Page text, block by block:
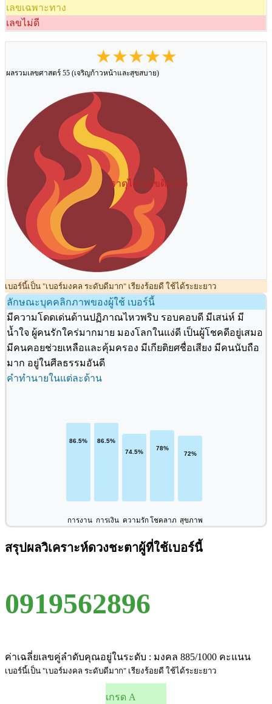
เลขเฉพาะทาง
เลขไม่ดี
★★★★★
ผลรวมเลขศาสตร์ 55 (เจริญก้าวหน้าและสุขสบาย)
ธาตุไฟ (เลขดีมาก)
เบอร์นี้เป็น "เบอร์มงคล ระดับดีมาก" เรียงร้อยดี ใช้ได้ระยะยาว
ลักษณะบุคคลิกภาพของผู้ใช้ เบอร์นี้
มีความโดดเด่นด้านปฏิภาณไหวพริบ รอบคอบดี มีเสน่ห์ มี
น้ำใจ ผู้คนรักใคร่มากมาย มองโลกในแง่ดี เป็นผู้โชคดีอยู่เสมอ
มีคนคอยช่วยเหลือและคุ้มครอง มีเกียติยศชื่อเสียง มีคนนับถือ
มาก อยู่ในศีลธรรมอันดี
คำทำนายในแต่ละด้าน
การงาน การเงิน ความรักโชคลาภ สุขภาพ
สรุปผลวิเคราะห์ดวงชะตาผู้ที่ใช้เบอร์นี้
0919562896
ค่าเฉลี่ยเลขคู่ลำดับคุณอยู่ในระดับ : มงคล 885/1000 คะแนน
เบอร์นี้เป็น "เบอร์มงคล ระดับดีมาก" เรียงร้อยดี ใช้ได้ระยะยาว
เกรด A